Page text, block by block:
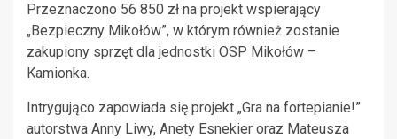
Przeznaczono 56 850 zł na projekt wspierający
„Bezpieczny Mikołów”, w którym również zostanie
zakupiony sprzęt dla jednostki OSP Mikołów –
Kamionka.
Intrygująco zapowiada się projekt „Gra na fortepianie!”
autorstwa Anny Liwy, Anety Esnekier oraz Mateusza